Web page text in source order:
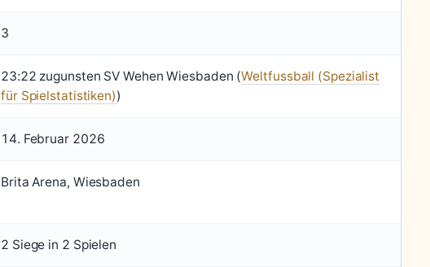
3
23:22 zugunsten SV Wehen Wiesbaden (Weltfussball (Spezialist
für Spielstatistiken))
14. Februar 2026
Brita Arena, Wiesbaden
2 Siege in 2 Spielen